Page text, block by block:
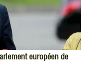
européen de